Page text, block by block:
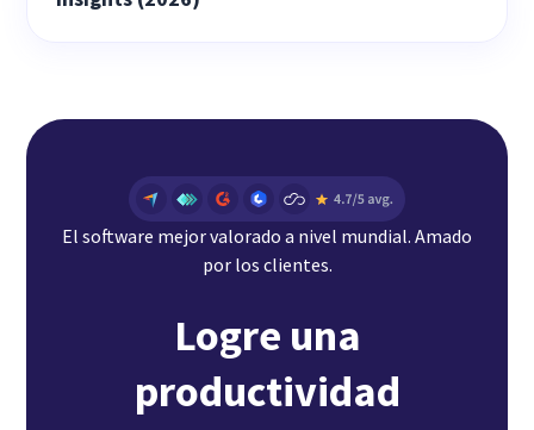
El software mejor valorado a nivel mundial. Amado
por los clientes.
Logre una
productividad